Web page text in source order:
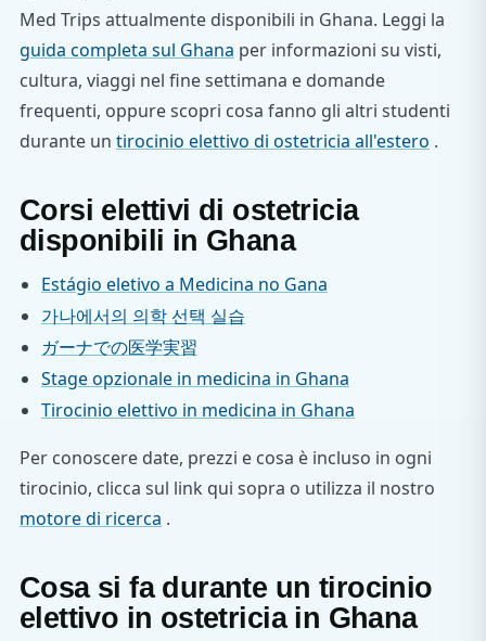
Med Trips attualmente disponibili in Ghana. Leggi la
guida completa sul Ghana per informazioni su visti,
cultura, viaggi nel fine settimana e domande
frequenti, oppure scopri cosa fanno gli altri studenti
durante un tirocinio elettivo di ostetricia all'estero .
Corsi elettivi di ostetricia
disponibili in Ghana
Estágio eletivo a Medicina no Gana
가나에서의 의학 선택 실습
ガーナでの医学実習
Stage opzionale in medicina in Ghana
Tirocinio elettivo in medicina in Ghana
Per conoscere date, prezzi e cosa è incluso in ogni
tirocinio, clicca sul link qui sopra o utilizza il nostro
motore di ricerca .
Cosa si fa durante un tirocinio
elettivo in ostetricia in Ghana